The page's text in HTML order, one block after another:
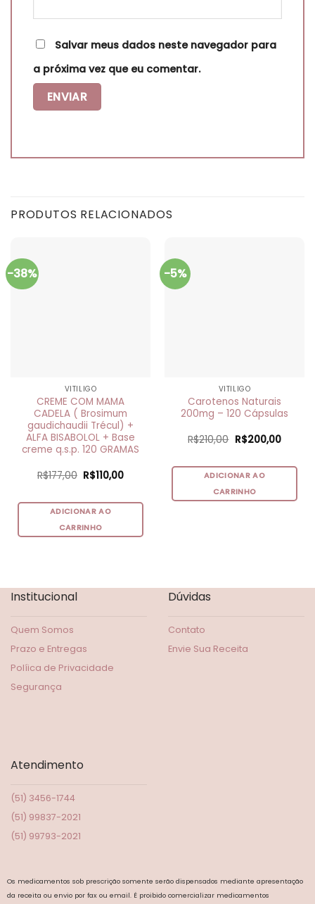
Salvar meus dados neste navegador para
a próxima vez que eu comentar.
PRODUTOS RELACIONADOS
-38%
VITILIGO
CREME COM MAMA
CADELA ( Brosimum
gaudichaudii Trécul) +
ALFA BISABOLOL + Base
creme q.s.p. 120 GRAMAS
R$177,00 O
preço
era:
R$177,00.
R$110,00O
é:
ADICIONAR AO
CARRINHO
-5%
VITILIGO
Carotenos Naturais
200mg – 120 Cápsulas
R$210,00 O
preço
era:
R$210,00.
R$200,00O
é:
ADICIONAR AO
CARRINHO
Institucional
Quem Somos
Prazo e Entregas
Políica de Privacidade
Segurança
Dúvidas
Contato
Envie Sua Receita
Atendimento
(51) 3456-1744
(51) 99837-2021
(51) 99793-2021
Os medicamentos sob prescrição somente serão dispensados mediante apresentação
da receita ou envio por fax ou email. É proibido comercializar medicamentos